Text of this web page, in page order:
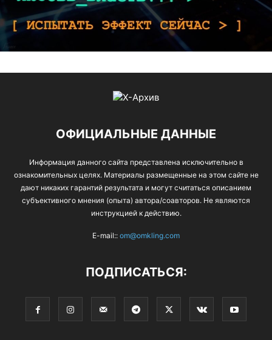
ОФИЦИАЛЬНЫЕ ДАННЫЕ
Информация данного сайта представлена исключительно в
ознакомительных целях. Материалы размещенные на этом сайте не
дают никаких гарантий результата и могут считаться описанием
субъективного мнения (опыта) автора/соавторов. Не являются
инструкцией к действию.
E-mail:: om@omkling.com
ПОДПИСАТЬСЯ: